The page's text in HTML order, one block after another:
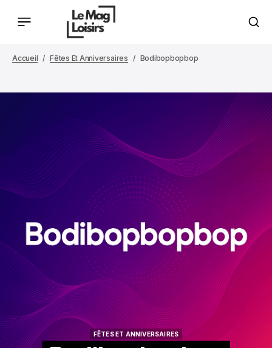
Accueil Fêtes Et Anniversaires Bodibopbopbop
FÊTES ET ANNIVERSAIRES